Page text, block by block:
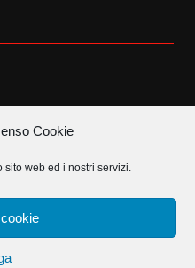
Cookie
sito web ed i nostri servizi.